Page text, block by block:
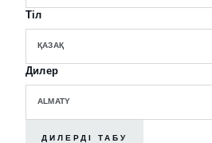
Тіл
ҚАЗАҚ
Дилер
ALMATY
ДИЛЕРДІ ТАБУ